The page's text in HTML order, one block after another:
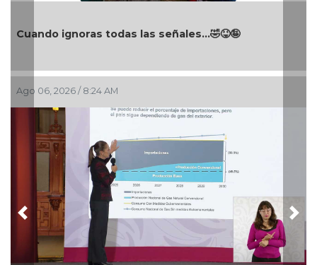
Cuando ignoras todas las señales…🤣😝🤪
Ago 06, 2026 / 8:24 AM
Previous